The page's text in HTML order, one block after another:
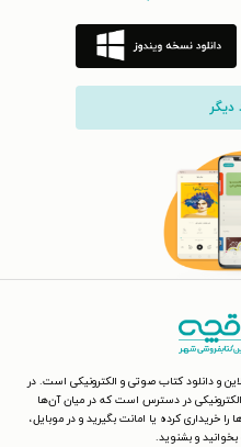
دیگر
و دانلود کتاب صوتی و الکترونیکی است. در
در دسترس است که در میان آن‌ها
خریداری کرده یا امانت بگیرید و در موبایل،
بخوانید و بشنوید.